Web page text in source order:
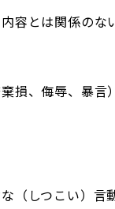
容とは関係のな
損、侮辱、暴言）
（しつこい）言